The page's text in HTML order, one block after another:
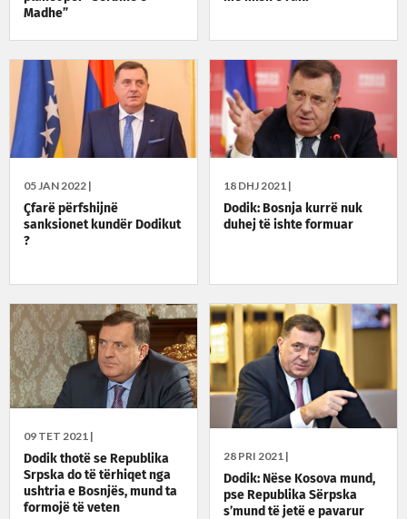
Madhe”
05 JAN 2022 |
Çfarë përfshijnë
sanksionet kundër Dodikut
?
18 DHJ 2021 |
Dodik: Bosnja kurrë nuk
duhej të ishte formuar
09 TET 2021 |
Dodik thotë se Republika
Srpska do të tërhiqet nga
ushtria e Bosnjës, mund ta
formojë të veten
28 PRI 2021 |
Dodik: Nëse Kosova mund,
pse Republika Sërpska
s’mund të jetë e pavarur